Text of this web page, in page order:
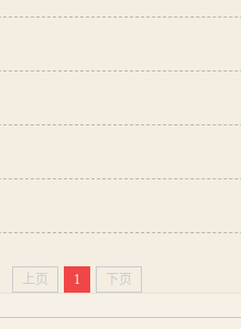
上页 1 下页